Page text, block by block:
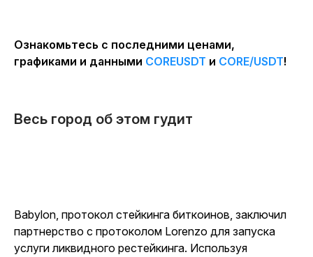
Ознакомьтесь с последними ценами,
графиками и данными COREUSDT и CORE/USDT!
Весь город об этом гудит
Babylon, протокол стейкинга биткоинов, заключил
партнерство с протоколом Lorenzo для запуска
услуги ликвидного рестейкинга. Используя